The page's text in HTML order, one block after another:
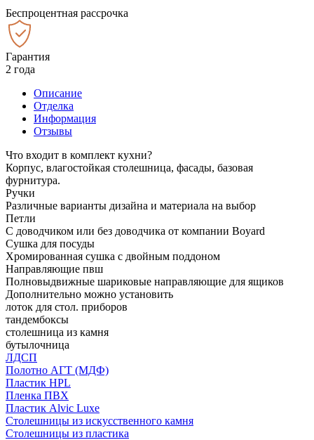
Беспроцентная рассрочка
Гарантия
2 года
Описание
Отделка
Информация
Отзывы
Что входит в комплект кухни?
Корпус, влагостойкая столешница, фасады, базовая
фурнитура.
Ручки
Различные варианты дизайна и материала на выбор
Петли
С доводчиком или без доводчика от компании Boyard
Сушка для посуды
Хромированная сушка с двойным поддоном
Направляющие пвш
Полновыдвижные шариковые направляющие для ящиков
Дополнительно можно установить
лоток для стол. приборов
тандембоксы
столешница из камня
бутылочница
ЛДСП
Полотно АГТ (МДФ)
Пластик HPL
Пленка ПВХ
Пластик Alvic Luxe
Столешницы из искусственного камня
Столешницы из пластика